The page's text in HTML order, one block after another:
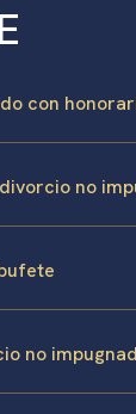
con
no
no